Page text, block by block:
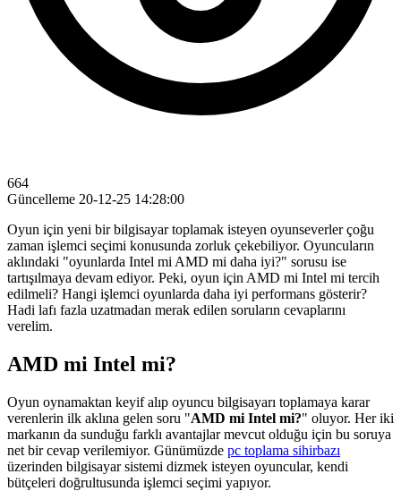
664
Güncelleme 20-12-25 14:28:00
Oyun için yeni bir bilgisayar toplamak isteyen oyunseverler çoğu
zaman işlemci seçimi konusunda zorluk çekebiliyor. Oyuncuların
aklındaki "oyunlarda Intel mi AMD mi daha iyi?" sorusu ise
tartışılmaya devam ediyor. Peki, oyun için AMD mi Intel mi tercih
edilmeli? Hangi işlemci oyunlarda daha iyi performans gösterir?
Hadi lafı fazla uzatmadan merak edilen soruların cevaplarını
verelim.
AMD mi Intel mi?
Oyun oynamaktan keyif alıp oyuncu bilgisayarı toplamaya karar
verenlerin ilk aklına gelen soru "AMD mi Intel mi?" oluyor. Her iki
markanın da sunduğu farklı avantajlar mevcut olduğu için bu soruya
net bir cevap verilemiyor. Günümüzde pc toplama sihirbazı
üzerinden bilgisayar sistemi dizmek isteyen oyuncular, kendi
bütçeleri doğrultusunda işlemci seçimi yapıyor.